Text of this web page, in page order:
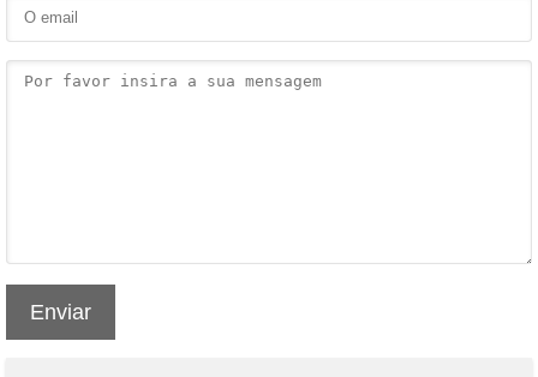
Enviar